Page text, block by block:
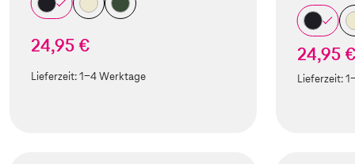
24,95 €
Lieferzeit:1-4 Werktage
24,95
Lieferzeit: